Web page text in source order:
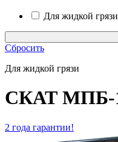
Для жидкой грязи
Сбросить
Для жидкой грязи
СКАТ МПБ-
2 года гарантии!